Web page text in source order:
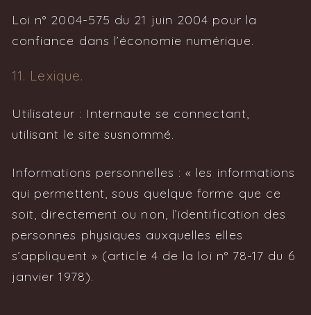
Loi n° 2004-575 du 21 juin 2004 pour la
confiance dans l’économie numérique.
11. Lexique.
Utilisateur : Internaute se connectant,
utilisant le site susnommé.
Informations personnelles : « les informations
qui permettent, sous quelque forme que ce
soit, directement ou non, l’identification des
personnes physiques auxquelles elles
s’appliquent » (article 4 de la loi n° 78-17 du 6
janvier 1978).